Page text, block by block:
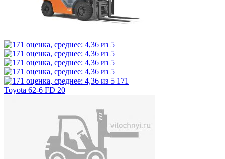
171
Toyota 62-6 FD 20